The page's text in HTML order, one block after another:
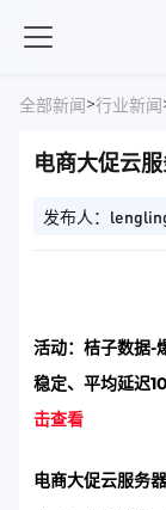
全部新闻>行业新闻
电商大促云
发布人：
活动：桔子数据-
稳定、平均延迟
击查看
电商大促云服务